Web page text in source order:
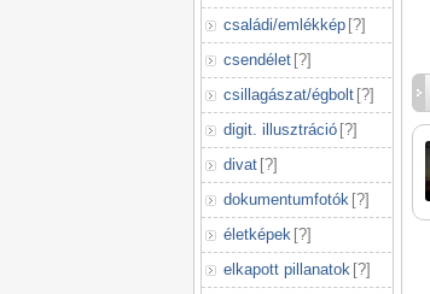
családi/emlékkép [?]
csendélet [?]
csillagászat/égbolt [?]
digit. illusztráció [?]
divat [?]
dokumentumfotók [?]
életképek [?]
elkapott pillanatok [?]